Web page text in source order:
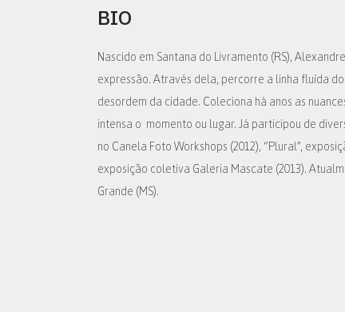
BIO
Nascido em Santana do Livramento (RS),
expressão. Através dela, percorre a linha fluída
desordem da cidade. Coleciona há anos as
intensa o momento ou lugar. Já participou de
no Canela Foto Workshops (2012), “Plural”,
exposição coletiva Galeria Mascate (2013).
Grande (MS).